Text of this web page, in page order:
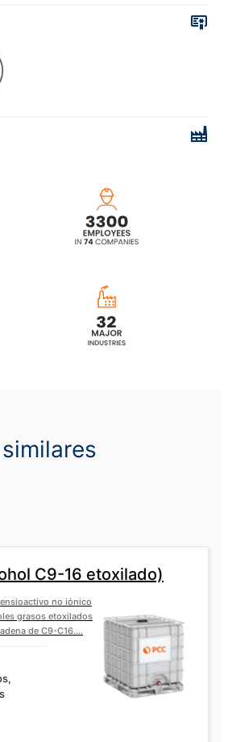
Ceteareth 18)
C9-16 etoxilado)
no iónico
grasos etoxilados
de C9-C16....